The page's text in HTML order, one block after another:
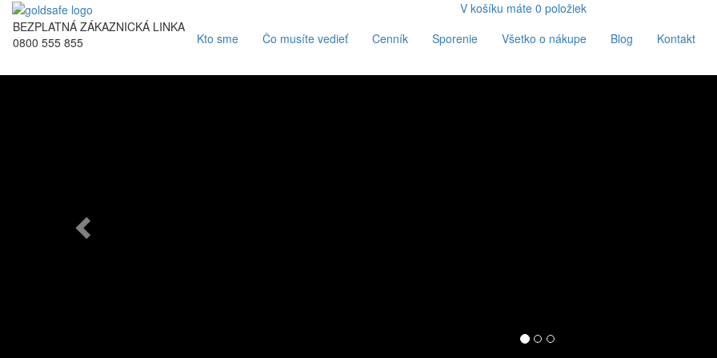
V košíku máte 0 položiek
BEZPLATNÁ ZÁKAZNICKÁ LINKA
0800 555 855
Kto sme Čo musíte vedieť Cenník Sporenie Všetko o nákupe Blog Kontakt